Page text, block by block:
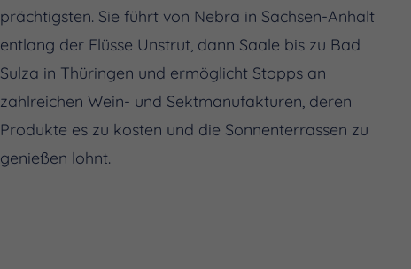
prächtigsten. Sie führt von Nebra in Sachsen-Anhalt
entlang der Flüsse Unstrut, dann Saale bis zu Bad
Sulza in Thüringen und ermöglicht Stopps an
zahlreichen Wein- und Sektmanufakturen, deren
Produkte es zu kosten und die Sonnenterrassen zu
genießen lohnt.